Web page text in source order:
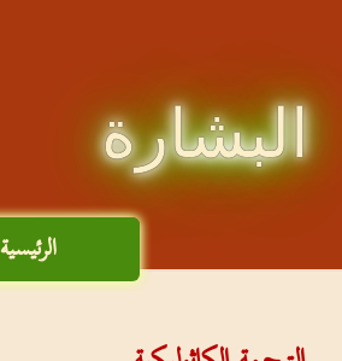
البشارة
الرئيسية